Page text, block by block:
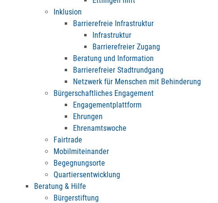
Inklusion
Barrierefreie Infrastruktur
Infrastruktur
Barrierefreier Zugang
Beratung und Information
Barrierefreier Stadtrundgang
Netzwerk für Menschen mit Behinderung
Bürgerschaftliches Engagement
Engagementplattform
Ehrungen
Ehrenamtswoche
Fairtrade
Mobilmiteinander
Begegnungsorte
Quartiersentwicklung
Beratung & Hilfe
Bürgerstiftung